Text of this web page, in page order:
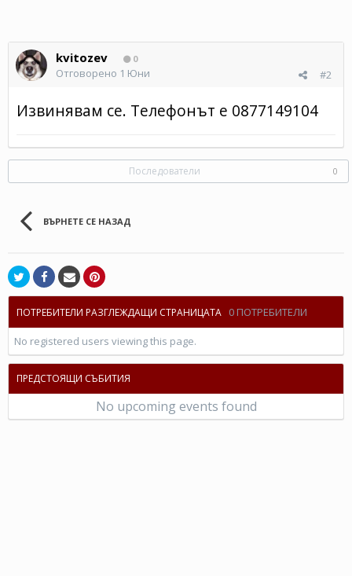
kvitozev 0
#2
Отговорено 1 Юни
Извинявам се. Телефонът е 0877149104
Последователи 0
ВЪРНЕТЕ СЕ НАЗАД
ПОТРЕБИТЕЛИ РАЗГЛЕЖДАЩИ СТРАНИЦАТА 0 ПОТРЕБИТЕЛИ
No registered users viewing this page.
ПРЕДСТОЯЩИ СЪБИТИЯ
No upcoming events found